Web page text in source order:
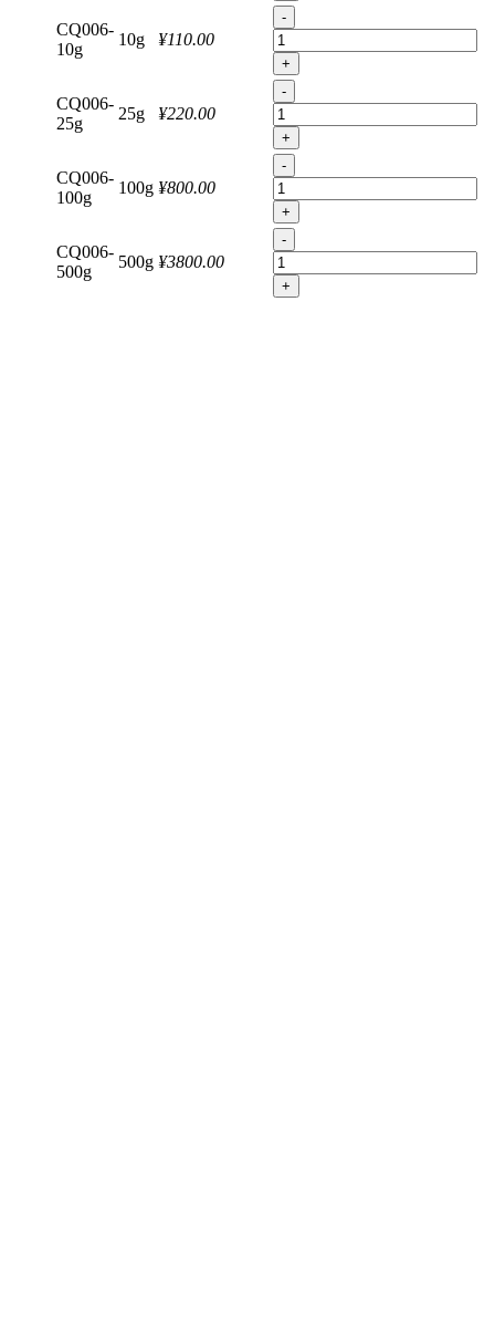
CQ006-
10g
10g ¥110.00
-
+
CQ006-
25g
25g ¥220.00
-
+
CQ006-
100g
100g ¥800.00
-
+
CQ006-
500g
500g ¥3800.00
-
+